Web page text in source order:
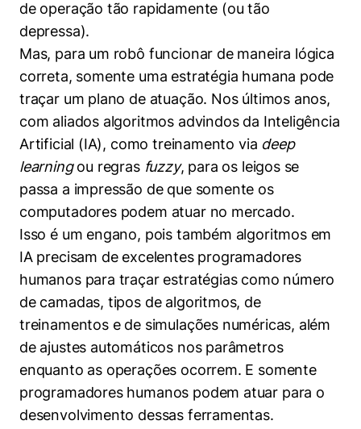
de operação tão rapidamente (ou tão
depressa).
Mas, para um robô funcionar de maneira lógica
correta, somente uma estratégia humana pode
traçar um plano de atuação. Nos últimos anos,
com aliados algoritmos advindos da Inteligência
Artificial (IA), como treinamento via deep
learningou regras fuzzy, para os leigos se
passa a impressão de que somente os
computadores podem atuar no mercado.
Isso é um engano, pois também algoritmos em
IA precisam de excelentes programadores
humanos para traçar estratégias como número
de camadas, tipos de algoritmos, de
treinamentos e de simulações numéricas, além
de ajustes automáticos nos parâmetros
enquanto as operações ocorrem. E somente
programadores humanos podem atuar para o
desenvolvimento dessas ferramentas.